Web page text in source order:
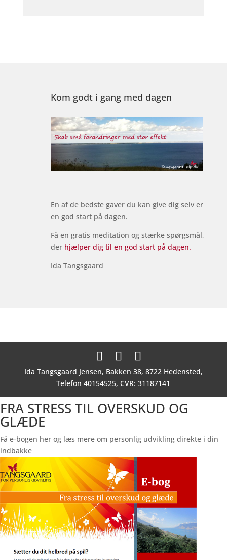
Kom godt i gang med dagen
En af de bedste gaver du kan give dig selv er
en god start på dagen.
Få en gratis meditation og stærke spørgsmål,
der hjælper dig til en god start på dagen.
Ida Tangsgaard
Ida Tangsgaard Jensen, Bakken 38, 8722 Hedensted,
Telefon 40154525, CVR: 31187141
FRA STRESS TIL OVERSKUD OG
GLÆDE
Få e-bogen her og læs mere om personlig udvikling direkte i din
indbakke